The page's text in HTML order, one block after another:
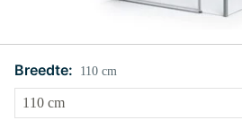
Breedte: 110 cm